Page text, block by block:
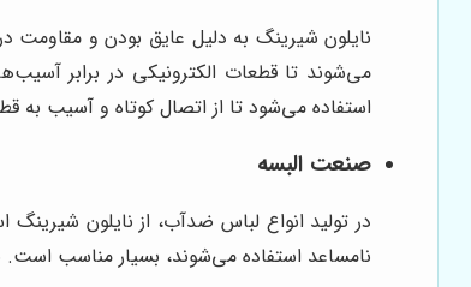
نایلون شیرینگ به دلیل عایق بودن و مقاومت
می‌شوند تا قطعات الکترونیکی در برابر
استفاده می‌شود تا از اتصال کوتاه و آسیب به
صنعت البسه
در تولید انواع لباس ضدآب، از نایلون
نامساعد استفاده می‌شوند، بسیار مناسب است.